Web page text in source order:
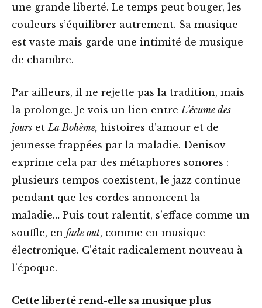
une grande liberté. Le temps peut bouger, les
couleurs s’équilibrer autrement. Sa musique
est vaste mais garde une intimité de musique
de chambre.
Par ailleurs, il ne rejette pas la tradition, mais
la prolonge. Je vois un lien entre L’écume des
jours et La Bohème, histoires d’amour et de
jeunesse frappées par la maladie. Denisov
exprime cela par des métaphores sonores :
plusieurs tempos coexistent, le jazz continue
pendant que les cordes annoncent la
maladie… Puis tout ralentit, s’efface comme un
souffle, en fade out, comme en musique
électronique. C’était radicalement nouveau à
l’époque.
Cette liberté rend-elle sa musique plus